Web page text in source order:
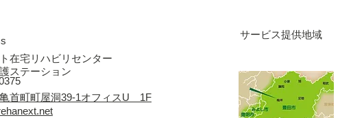
在宅リハビリセンター
ステーション
首町町屋洞39-1オフィスU 1F
サービス提供地域